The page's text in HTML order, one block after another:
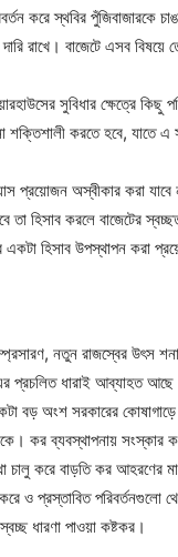
করে স্থবির পুঁজিবাজারকে
দারি রাখে। বাজেটে এসব
সুবিধার ক্ষেত্রে
করতে হবে, যাতে এ
প্রয়োজন অস্বীকার করা
তা হিসাব করলে বাজেটের
একটা হিসাব উপস্থাপন করা
নতুন রাজস্বের উৎস
প্রচলিত ধারাই আব্যাহত
বড় অংশ সরকারের
কর ব্যবস্থাপনায়
চালু করে বাড়তি কর আহরণের
ও প্রস্তাবিত পরিবর্তনগুলো
ধারণা পাওয়া কষ্টকর।